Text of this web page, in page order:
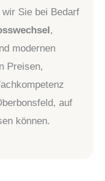
Sie bei Bedarf
,
modernen
Preisen,
auf
können.